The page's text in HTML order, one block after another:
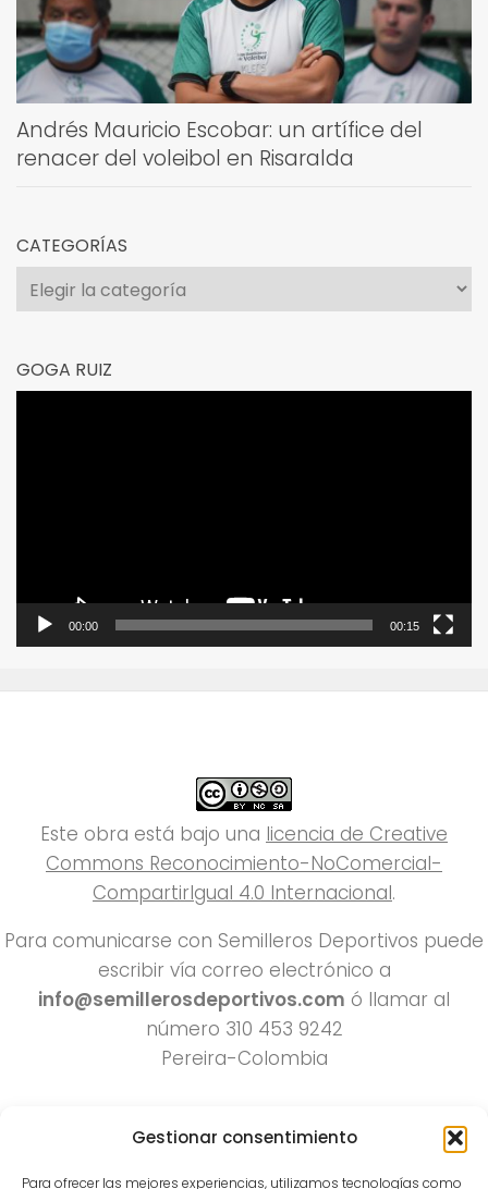
Gestionar consentimiento
Para ofrecer las mejores experiencias, utilizamos tecnologías como
Andrés Mauricio Escobar: un artífice del
renacer del voleibol en Risaralda
CATEGORÍAS
Categorías
GOGA RUIZ
00:00 00:15
Este obra está bajo una licencia de Creative
Commons Reconocimiento-NoComercial-
CompartirIgual 4.0 Internacional.
Para comunicarse con Semilleros Deportivos puede
escribir vía correo electrónico a
info@semillerosdeportivos.com ó llamar al
número 310 453 9242
Pereira-Colombia